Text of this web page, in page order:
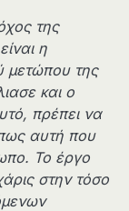
της
η
μετώπου της
και ο
πρέπει να
αυτή που
Το έργο
στην τόσο